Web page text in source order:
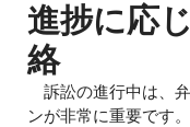
進捗に応
絡
訴訟の進行中は、
ンが非常に重要です